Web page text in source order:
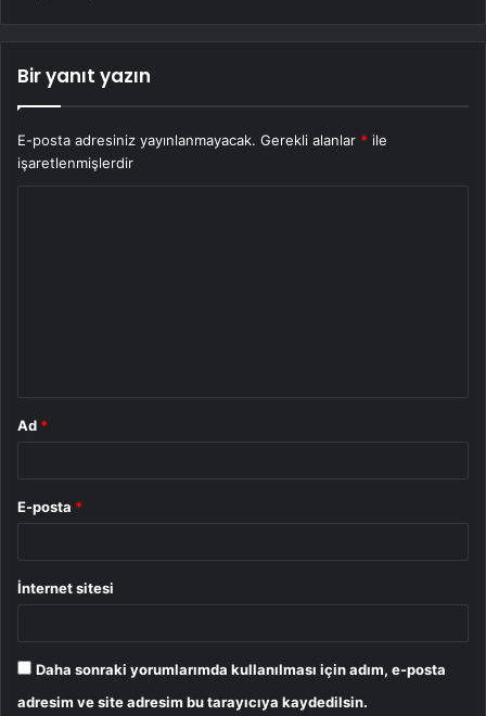
Bir yanıt yazın
E-posta adresiniz yayınlanmayacak. Gerekli alanlar * ile
işaretlenmişlerdir
Ad *
E-posta *
İnternet sitesi
Daha sonraki yorumlarımda kullanılması için adım, e-posta
adresim ve site adresim bu tarayıcıya kaydedilsin.